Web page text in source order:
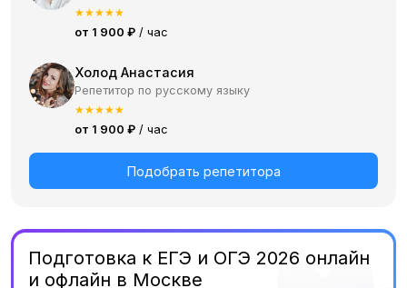
★★★★★
от 1 900 ₽ / час
Холод Анастасия
Репетитор по русскому языку
★★★★★
от 1 900 ₽ / час
Подобрать репетитора
Подготовка к ЕГЭ и ОГЭ 2026 онлайн
и офлайн в Москве